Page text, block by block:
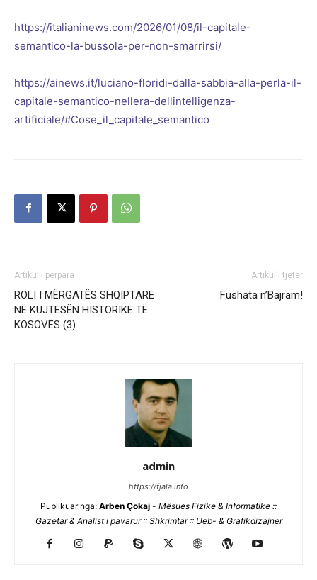
https://italianinews.com/2026/01/08/il-capitale-
semantico-la-bussola-per-non-smarrirsi/
https://ainews.it/luciano-floridi-dalla-sabbia-alla-perla-il-
capitale-semantico-nellera-dellintelligenza-
artificiale/#Cose_il_capitale_semantico
Artikulli përpara
ROLI I MËRGATËS SHQIPTARE
NË KUJTESËN HISTORIKE TË
KOSOVËS (3)
Artikulli tjetër
Fushata n’Bajram!
admin
https://fjala.info
Publikuar nga: Arben Çokaj - Mësues Fizike & Informatike ::
Gazetar & Analist i pavarur :: Shkrimtar :: Ueb- & Grafikdizajner